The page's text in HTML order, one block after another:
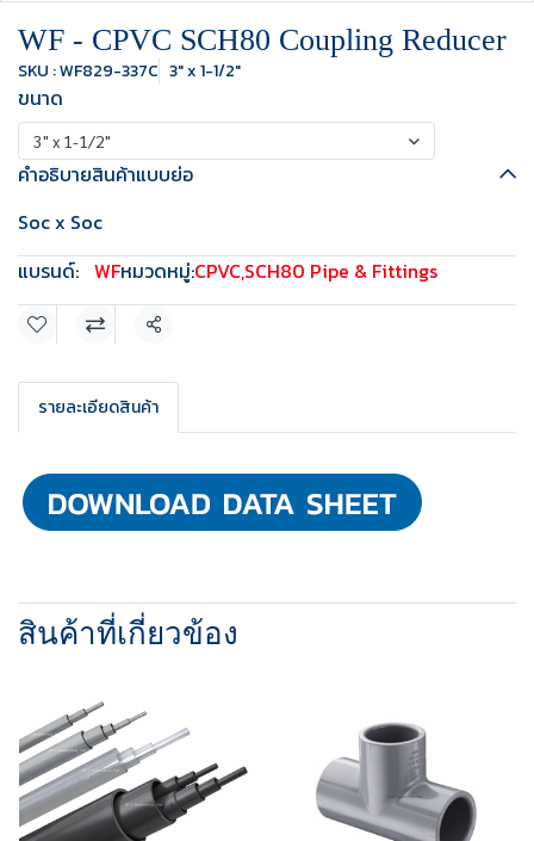
WF - CPVC SCH80 Coupling Reducer
SKU : WF829-337C 3" x 1-1/2"
ขนาด
3" x 1-1/2"
คำอธิบายสินค้าแบบย่อ
Soc x Soc
แบรนด์: WFหมวดหมู่:CPVC,SCH80 Pipe & Fittings
แชร์
รายละเอียดสินค้า
สินค้าที่เกี่ยวข้อง